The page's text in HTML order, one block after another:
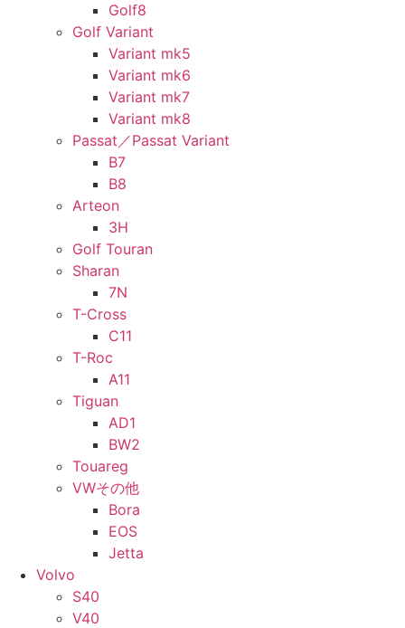
Golf8
Golf Variant
Variant mk5
Variant mk6
Variant mk7
Variant mk8
Passat／Passat Variant
B7
B8
Arteon
3H
Golf Touran
Sharan
7N
T-Cross
C11
T-Roc
A11
Tiguan
AD1
BW2
Touareg
VWその他
Bora
EOS
Jetta
Volvo
S40
V40